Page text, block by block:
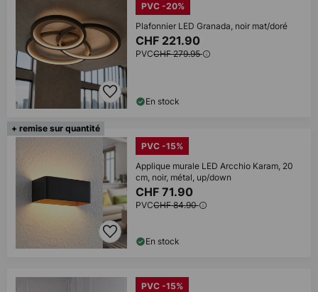
PVC -20%
Plafonnier LED Granada, noir mat/doré
CHF 221.90
PVCCHF 279.95
En stock
+ remise sur quantité
PVC -15%
Applique murale LED Arcchio Karam, 20
cm, noir, métal, up/down
CHF 71.90
PVCCHF 84.90
En stock
PVC -15%